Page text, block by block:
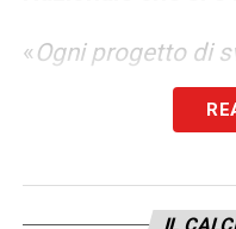
«Ogni progetto di
un piano
lavorato per il